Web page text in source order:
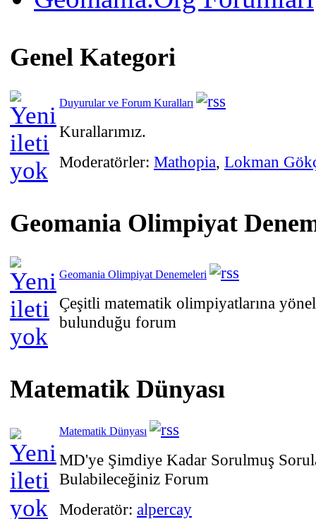
Genel Kategori
Duyurular ve Forum Kuralları
Kurallarımız.
Moderatörler: Mathopia, Lokman
Geomania Olimpiyat
Geomania Olimpiyat Denemeleri
Çeşitli matematik olimpiyatlarına
bulunduğu forum
Matematik Dünyası
Matematik Dünyası
MD'ye Şimdiye Kadar Sorulmuş
Bulabileceğiniz Forum
Moderatör: alpercay